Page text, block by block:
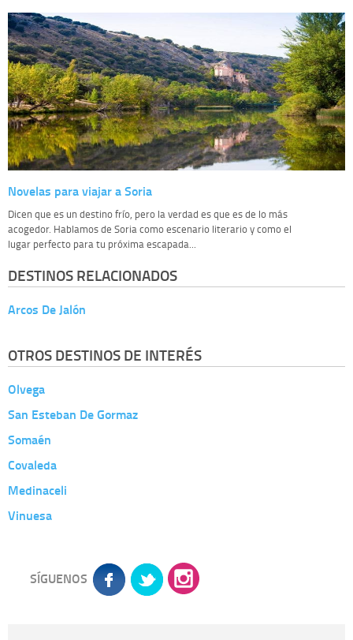
Novelas para viajar a Soria
Dicen que es un destino frío, pero la verdad es que es de lo más
acogedor. Hablamos de Soria como escenario literario y como el
lugar perfecto para tu próxima escapada...
DESTINOS RELACIONADOS
Arcos De Jalón
OTROS DESTINOS DE INTERÉS
Olvega
San Esteban De Gormaz
Somaén
Covaleda
Medinaceli
Vinuesa
SÍGUENOS